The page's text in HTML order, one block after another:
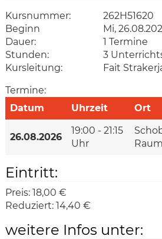
Kursnummer:
262H51620
Beginn
Mi,
Dauer:
1 Termine
Stunden:
3
Kursleitung:
Fait
Termine:
Datum
Uhrzeit Ort
26.08.2026
19:00 - 21:15
Uhr
Eintritt:
Preis: 18,00 €
Reduziert: 14,40 €
weitere Infos unter: